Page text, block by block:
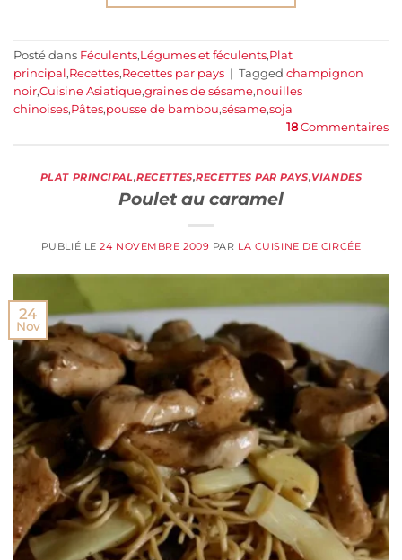
Posté dans Féculents,Légumes et féculents,Plat
principal,Recettes,Recettes par pays | Tagged champignon
noir,Cuisine Asiatique,graines de sésame,nouilles
chinoises,Pâtes,pousse de bambou,sésame,soja
18Commentaires
PLAT PRINCIPAL,RECETTES,RECETTES PAR PAYS,VIANDES
Poulet au caramel
PUBLIÉ LE24 NOVEMBRE 2009 PAR LA CUISINE DE CIRCÉE
24
Nov